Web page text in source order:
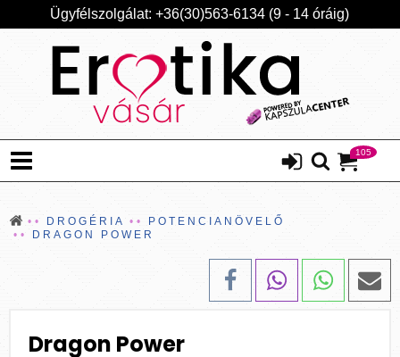
Ügyfélszolgálat: +36(30)563-6134 (9 - 14 óráig)
105
DROGÉRIA
POTENCIANÖVELŐ
DRAGON POWER
Dragon Power